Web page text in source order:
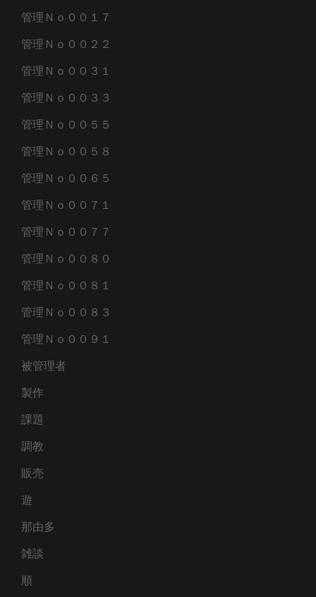
管理Ｎｏ００１７
管理Ｎｏ００２２
管理Ｎｏ００３１
管理Ｎｏ００３３
管理Ｎｏ００５５
管理Ｎｏ００５８
管理Ｎｏ００６５
管理Ｎｏ００７１
管理Ｎｏ００７７
管理Ｎｏ００８０
管理Ｎｏ００８１
管理Ｎｏ００８３
管理Ｎｏ００９１
被管理者
製作
課題
調教
販売
遊
那由多
雑談
順